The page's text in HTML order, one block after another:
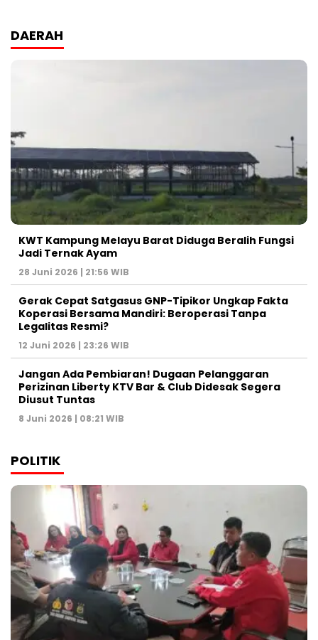
DAERAH
KWT Kampung Melayu Barat Diduga Beralih Fungsi
Jadi Ternak Ayam
28 Juni 2026 | 21:56 WIB
Gerak Cepat Satgasus GNP-Tipikor Ungkap Fakta
Koperasi Bersama Mandiri: Beroperasi Tanpa
Legalitas Resmi?
12 Juni 2026 | 23:26 WIB
Jangan Ada Pembiaran! Dugaan Pelanggaran
Perizinan Liberty KTV Bar & Club Didesak Segera
Diusut Tuntas
8 Juni 2026 | 08:21 WIB
POLITIK